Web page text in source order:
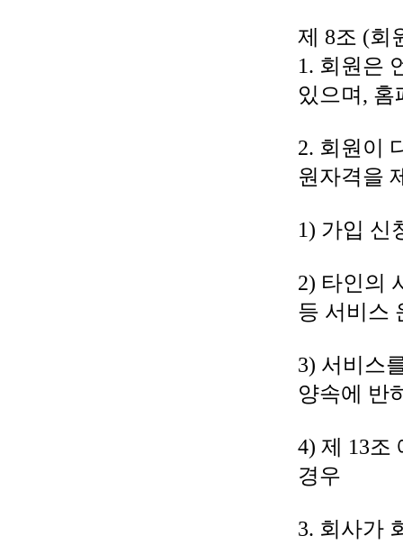
제 8조 (회
1. 회원은
있으며, 홈
2. 회원이
원자격을
1) 가입 신
2) 타인의
등 서비스
3) 서비스
양속에 반
4) 제 13조
경우
3. 회사가